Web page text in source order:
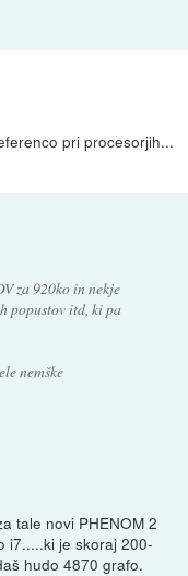
pri procesorjih...
za 920ko in nekje
popustov itd, ki pa
nemške
tale novi PHENOM 2
i7.....ki je skoraj 200-
hudo 4870 grafo.